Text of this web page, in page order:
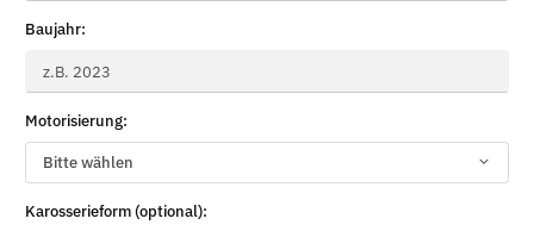
Baujahr:
Motorisierung:
Motorisierung
Bitte wählen
Karosserieform (optional):